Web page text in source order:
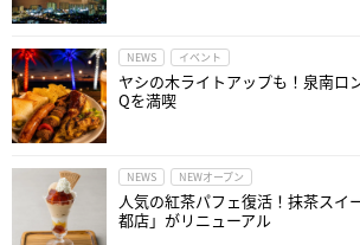
NEWS イベント
ヤシの木ライトアップも！泉南ロ
Qを満喫
NEWS NEWオープン
人気の紅茶パフェ復活！抹茶スイ
都店」がリニューアル